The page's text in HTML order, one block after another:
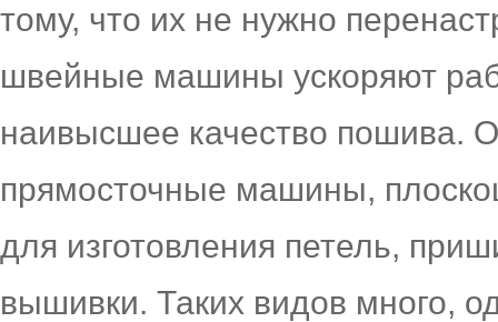
тому, что их не нужно
швейные машины ускоряют
наивысшее качество пошива.
прямосточные машины,
для изготовления петель,
вышивки. Таких видов много,